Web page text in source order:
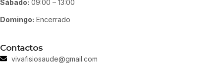
Sábado: 09:00 – 13:00
Domingo: Encerrado
Contactos
vivafisiosaude@gmail.com